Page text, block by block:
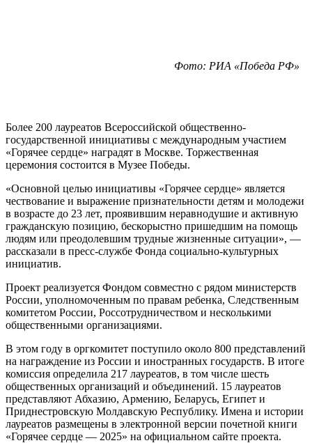
Фото: РИА «Победа РФ»
Более 200 лауреатов Всероссийской общественно-
государственной инициативы с международным участием
«Горячее сердце» наградят в Москве. Торжественная
церемония состоится в Музее Победы.
«Основной целью инициативы «Горячее сердце» является
чествование и выражение признательности детям и молодежи
в возрасте до 23 лет, проявившим неравнодушие и активную
гражданскую позицию, бескорыстно пришедшим на помощь
людям или преодолевшим трудные жизненные ситуации», —
рассказали в пресс-службе Фонда социально-культурных
инициатив.
Проект реализуется Фондом совместно с рядом министерств
России, уполномоченным по правам ребенка, Следственным
комитетом России, Россотрудничеством и несколькими
общественными организациями.
В этом году в оргкомитет поступило около 800 представлений
на награждение из России и иностранных государств. В итоге
комиссия определила 217 лауреатов, в том числе шесть
общественных организаций и объединений. 15 лауреатов
представляют Абхазию, Армению, Беларусь, Египет и
Приднестровскую Молдавскую Республику. Имена и истории
лауреатов размещены в электронной версии почетной книги
«Горячее сердце — 2025» на официальном сайте проекта.